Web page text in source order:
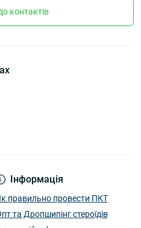
контактів
Інформація
правильно провести ПКТ
та Дропшипінг стероїдів